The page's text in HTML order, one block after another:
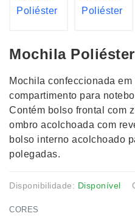
Mochila Poliéster
Mochila confeccionada
compartimento para
Contém bolso frontal com
ombro acolchoada com
bolso interno acolchoado
polegadas.
Disponibilidade: Disponível
CORES